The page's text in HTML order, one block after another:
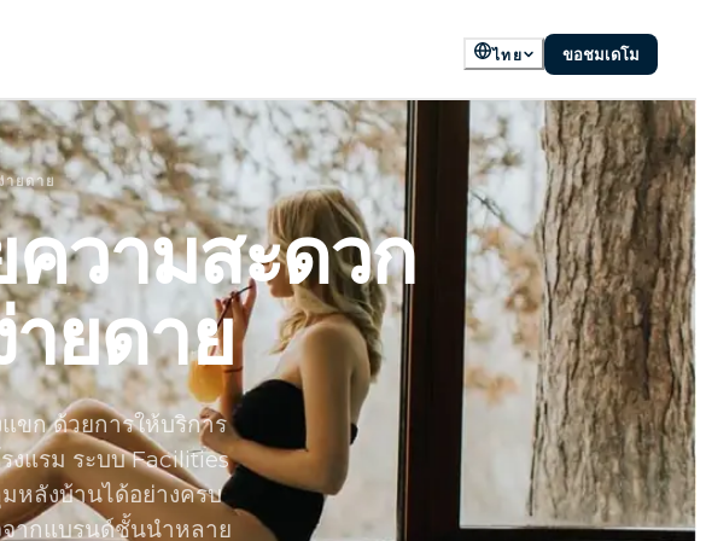
ไทย ขอชมเดโม
ายดาย
วามสะดวก
ยดาย
ขก ด้วยการให้บริการ
งแรม ระบบ Facilities
หลังบ้านได้อย่างครบ
ากแบรนด์ชั้นนำหลาย